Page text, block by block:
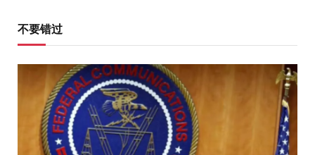
不要错过